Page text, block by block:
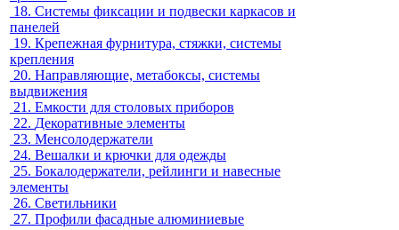
18. Системы фиксации и подвески каркасов и
панелей
19. Крепежная фурнитура, стяжки, системы
крепления
20. Направляющие, метабоксы, системы
выдвижения
21. Емкости для столовых приборов
22. Декоративные элементы
23. Менсолодержатели
24. Вешалки и крючки для одежды
25. Бокалодержатели, рейлинги и навесные
элементы
26. Светильники
27. Профили фасадные алюминиевые